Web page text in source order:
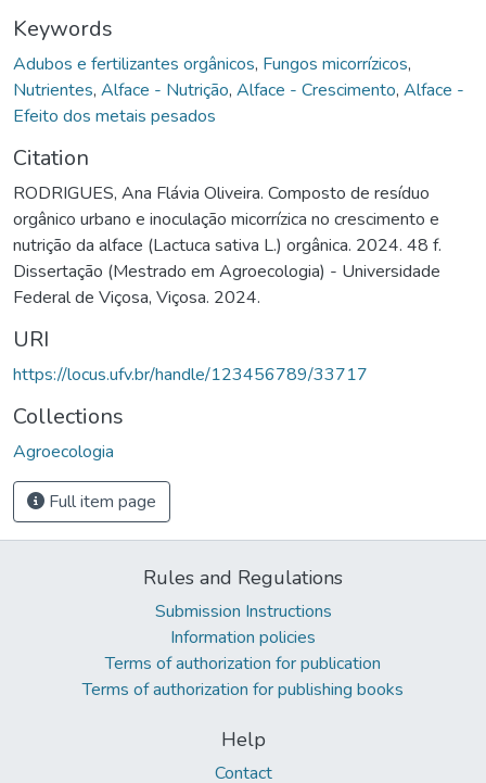
Keywords
Adubos e fertilizantes orgânicos, Fungos micorrízicos,
Nutrientes, Alface - Nutrição, Alface - Crescimento, Alface -
Efeito dos metais pesados
Citation
RODRIGUES, Ana Flávia Oliveira. Composto de resíduo
orgânico urbano e inoculação micorrízica no crescimento e
nutrição da alface (Lactuca sativa L.) orgânica. 2024. 48 f.
Dissertação (Mestrado em Agroecologia) - Universidade
Federal de Viçosa, Viçosa. 2024.
URI
https://locus.ufv.br/handle/123456789/33717
Collections
Agroecologia
Full item page
Rules and Regulations
Submission Instructions
Information policies
Terms of authorization for publication
Terms of authorization for publishing books
Help
Contact